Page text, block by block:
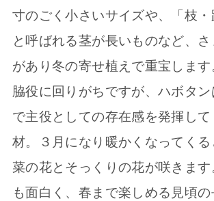
寸のごく小さいサイズや、「枝・
と呼ばれる茎が長いものなど、
があり冬の寄せ植えで重宝しま
脇役に回りがちですが、ハボタン
で主役としての存在感を発揮し
材。３月になり暖かくなってくる
菜の花とそっくりの花が咲きま
も面白く、春まで楽しめる見頃